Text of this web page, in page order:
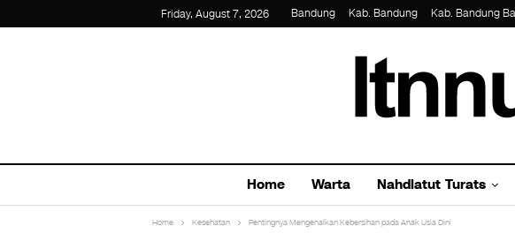
Friday, August 7, 2026 Bandung Kab. Bandung Kab. Bandung
Home Warta Nahdlatut Turats
Home Kesehatan Pentingnya Mengenalkan Kebersihan pada Anak Usia Dini